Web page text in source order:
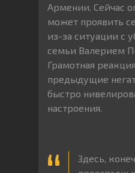
Армении. Сейчас
может проявить
из-за ситуации с
семьи Валерием
Грамотная
предыдущие
быстро
настроения.
Здесь,